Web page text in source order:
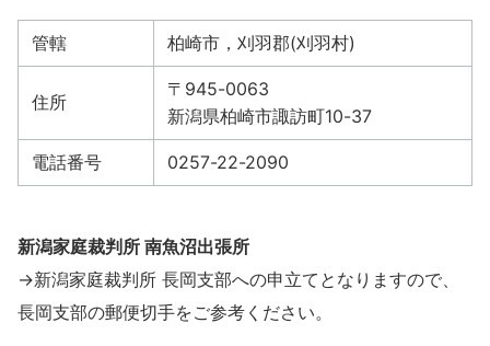
管轄 柏崎市，刈羽郡(刈羽村)
住所
〒945-0063
新潟県柏崎市諏訪町10-37
電話番号 0257-22-2090
新潟家庭裁判所 南魚沼出張所
→新潟家庭裁判所 長岡支部への申立てとなりますので、
長岡支部の郵便切手をご参考ください。